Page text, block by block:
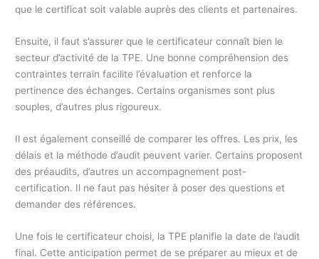
que le certificat soit valable auprès des clients et partenaires.
Ensuite, il faut s’assurer que le certificateur connaît bien le
secteur d’activité de la TPE. Une bonne compréhension des
contraintes terrain facilite l’évaluation et renforce la
pertinence des échanges. Certains organismes sont plus
souples, d’autres plus rigoureux.
Il est également conseillé de comparer les offres. Les prix, les
délais et la méthode d’audit peuvent varier. Certains proposent
des préaudits, d’autres un accompagnement post-
certification. Il ne faut pas hésiter à poser des questions et
demander des références.
Une fois le certificateur choisi, la TPE planifie la date de l’audit
final. Cette anticipation permet de se préparer au mieux et de